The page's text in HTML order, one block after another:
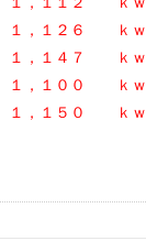
１，１２６ ｋｗ
１，１４７ ｋｗ
１，１００ ｋｗ
１，１５０ ｋｗ